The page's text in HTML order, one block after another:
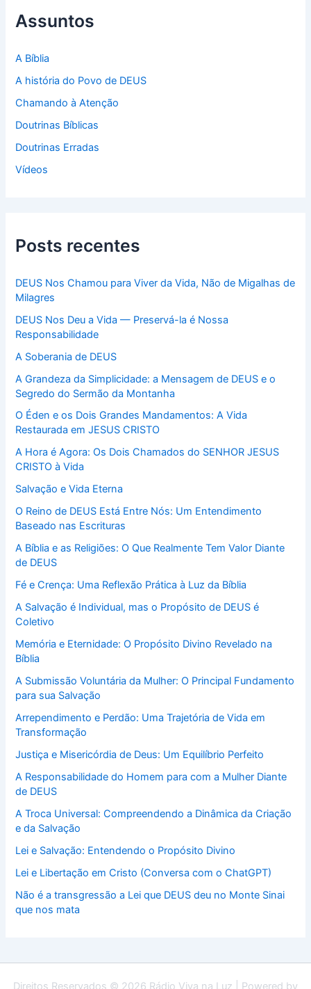
s
a
p
r
:
Assuntos
A Bíblia
A história do Povo de DEUS
Chamando à Atenção
Doutrinas Bíblicas
Doutrinas Erradas
Vídeos
Posts recentes
DEUS Nos Chamou para Viver da Vida, Não de Migalhas de
Milagres
DEUS Nos Deu a Vida — Preservá-la é Nossa
Responsabilidade
A Soberania de DEUS
A Grandeza da Simplicidade: a Mensagem de DEUS e o
Segredo do Sermão da Montanha
O Éden e os Dois Grandes Mandamentos: A Vida
Restaurada em JESUS CRISTO
A Hora é Agora: Os Dois Chamados do SENHOR JESUS
CRISTO à Vida
Salvação e Vida Eterna
O Reino de DEUS Está Entre Nós: Um Entendimento
Baseado nas Escrituras
A Bíblia e as Religiões: O Que Realmente Tem Valor Diante
de DEUS
Fé e Crença: Uma Reflexão Prática à Luz da Bíblia
A Salvação é Individual, mas o Propósito de DEUS é
Coletivo
Memória e Eternidade: O Propósito Divino Revelado na
Bíblia
A Submissão Voluntária da Mulher: O Principal Fundamento
para sua Salvação
Arrependimento e Perdão: Uma Trajetória de Vida em
Transformação
Justiça e Misericórdia de Deus: Um Equilíbrio Perfeito
A Responsabilidade do Homem para com a Mulher Diante
de DEUS
A Troca Universal: Compreendendo a Dinâmica da Criação
e da Salvação
Lei e Salvação: Entendendo o Propósito Divino
Lei e Libertação em Cristo (Conversa com o ChatGPT)
Não é a transgressão a Lei que DEUS deu no Monte Sinai
que nos mata
Direitos Reservados © 2026 Rádio Viva na Luz | Powered by